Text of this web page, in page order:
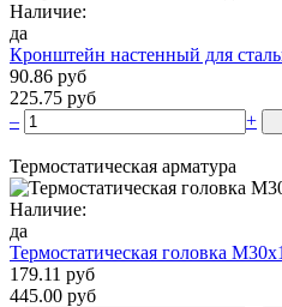
Наличие:
да
Кронштейн настенный для
90.86 руб
225.75 руб
–
+
Термостатическая арматура
Наличие:
да
Термостатическая головка
179.11 руб
445.00 руб